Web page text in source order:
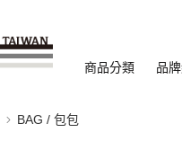
商品分類 品
BAG / 包包